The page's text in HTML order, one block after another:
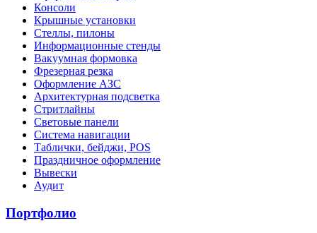
Консоли
Крышные установки
Стеллы, пилоны
Информационные стенды
Вакуумная формовка
Фрезерная резка
Оформление АЗС
Архитектурная подсветка
Стритлайны
Cветовые панели
Система навигации
Таблички, бейджи, POS
Праздничное оформление
Вывески
Аудит
Портфолио